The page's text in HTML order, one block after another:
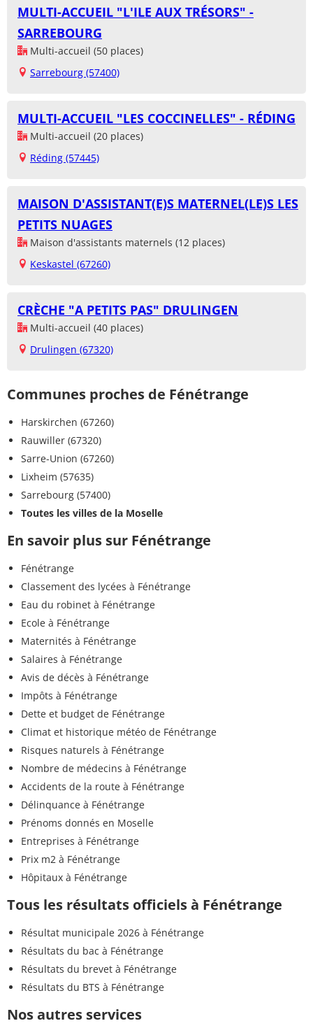
MULTI-ACCUEIL "L'ILE AUX TRÉSORS" -
SARREBOURG
Multi-accueil (50 places)
Sarrebourg (57400)
MULTI-ACCUEIL "LES COCCINELLES" - RÉDING
Multi-accueil (20 places)
Réding (57445)
MAISON D'ASSISTANT(E)S MATERNEL(LE)S LES
PETITS NUAGES
Maison d'assistants maternels (12 places)
Keskastel (67260)
CRÈCHE "A PETITS PAS" DRULINGEN
Multi-accueil (40 places)
Drulingen (67320)
Communes proches de Fénétrange
Harskirchen (67260)
Rauwiller (67320)
Sarre-Union (67260)
Lixheim (57635)
Sarrebourg (57400)
Toutes les villes de la Moselle
En savoir plus sur Fénétrange
Fénétrange
Classement des lycées à Fénétrange
Eau du robinet à Fénétrange
Ecole à Fénétrange
Maternités à Fénétrange
Salaires à Fénétrange
Avis de décès à Fénétrange
Impôts à Fénétrange
Dette et budget de Fénétrange
Climat et historique météo de Fénétrange
Risques naturels à Fénétrange
Nombre de médecins à Fénétrange
Accidents de la route à Fénétrange
Délinquance à Fénétrange
Prénoms donnés en Moselle
Entreprises à Fénétrange
Prix m2 à Fénétrange
Hôpitaux à Fénétrange
Tous les résultats officiels à Fénétrange
Résultat municipale 2026 à Fénétrange
Résultats du bac à Fénétrange
Résultats du brevet à Fénétrange
Résultats du BTS à Fénétrange
Nos autres services